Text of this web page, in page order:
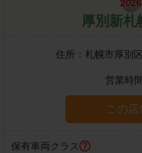
厚別新札
住所： 札幌市厚別
営業時
この
保有車両クラス